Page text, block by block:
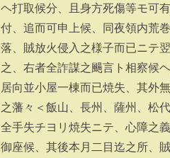
ヘ打取候分、且身方死傷等モ可
付、追而可申上候、同夜領内荒
落、賊放火侵入之様子而已ニテ
之、右者全詐謀之颺言ト相察候
居向並小屋一棟而已焼失、其外
之藩々＜飯山、長州、薩州、松
全手失チヨリ焼失ニテ、心障之
御座候、其後本月二目迄之所、